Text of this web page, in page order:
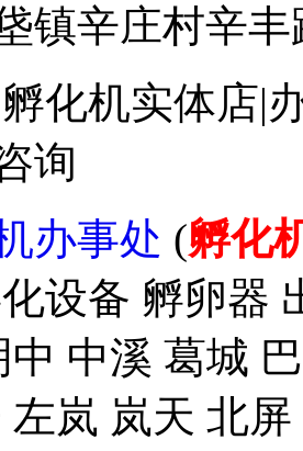
镇辛庄村辛丰
化机实体店|
询
办事处 (孵化
设备 孵卵器
中 中溪 葛城
左岚 岚天 北